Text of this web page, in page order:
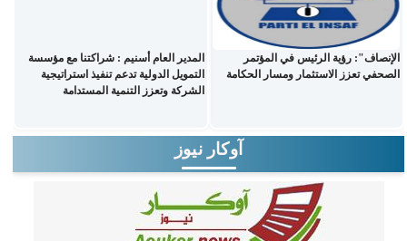
الإنصاف": رؤية الرئيس في المؤتمر
الصحفي تعزز الاستثمار ومسار الحكامة
المدير العام أسنيم : شراكتنا مع مؤسسة
التمويل الدولية تدعم تنفيذ استراتيجية
الشركة وتعزز التنمية المستدامة
آوكار نيوز